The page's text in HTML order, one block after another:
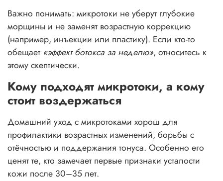
Важно понимать: микротоки не уберут глубокие
морщины и не заменят возрастную коррекцию
(например, инъекции или пластику). Если кто-то
обещает «эффект ботокса за неделю», относитесь к
этому скептически.
Кому подходят микротоки, а кому
стоит воздержаться
Домашний уход с микротоками хорош для
профилактики возрастных изменений, борьбы с
отёчностью и поддержания тонуса. Особенно его
ценят те, кто замечает первые признаки усталости
кожи после 30–35 лет.